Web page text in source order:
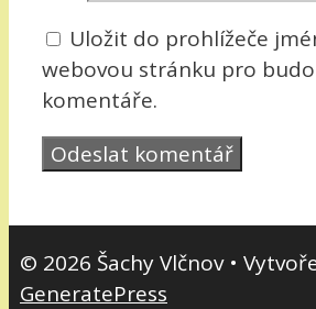
Uložit do prohlížeče
webovou stránku pro
komentáře.
© 2026 Šachy Vlčnov•
GeneratePress